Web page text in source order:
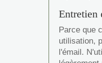
Entretien
Parce que
utilisation,
l'émail.